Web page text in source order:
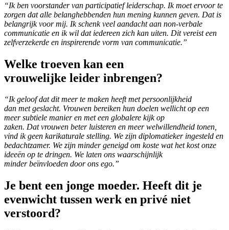
“Ik ben voorstander van participatief leiderschap. Ik moet ervoor te
zorgen dat alle belanghebbenden hun mening kunnen geven. Dat is
belangrijk voor mij. Ik schenk veel aandacht aan non-verbale
communicatie en ik wil dat iedereen zich kan uiten. Dit vereist een
zelfverzekerde en inspirerende vorm van communicatie.”
Welke troeven kan een
vrouwelijke leider inbrengen?
“Ik geloof dat dit meer te maken heeft met persoonlijkheid
dan met geslacht. Vrouwen bereiken hun doelen wellicht op een
meer subtiele manier en met een globalere kijk op
zaken. Dat vrouwen beter luisteren en meer welwillendheid tonen,
vind ik geen karikaturale stelling. We zijn diplomatieker ingesteld en
bedachtzamer. We zijn minder geneigd om koste wat het kost onze
ideeën op te dringen. We laten ons waarschijnlijk
minder beïnvloeden door ons ego.”
Je bent een jonge moeder. Heeft dit je
evenwicht tussen werk en privé niet
verstoord?